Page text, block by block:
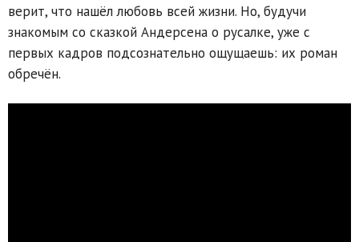
верит, что нашёл любовь всей жизни. Но, будучи
знакомым со сказкой Андерсена о русалке, уже с
первых кадров подсознательно ощущаешь: их роман
обречён.